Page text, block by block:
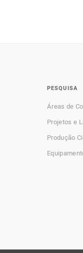
PESQUISA
Áreas de
Projetos e
Produção